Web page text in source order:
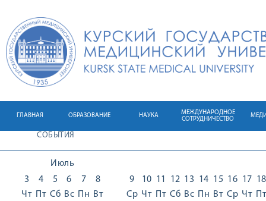
ГЛАВНАЯ ОБРАЗОВАНИЕ НАУКА
МЕЖДУНАРОДНОЕ
СОТРУДНИЧЕСТВО
СОБЫТИЯ
Июль
3
Чт
4
Пт
5
Сб
6
Вс
7
Пн
8
Вт
9
Ср
10
Чт
11
Пт
12
Сб
13
Вс
14
Пн
15
Вт
16
Ср
17
Чт
18
Пт